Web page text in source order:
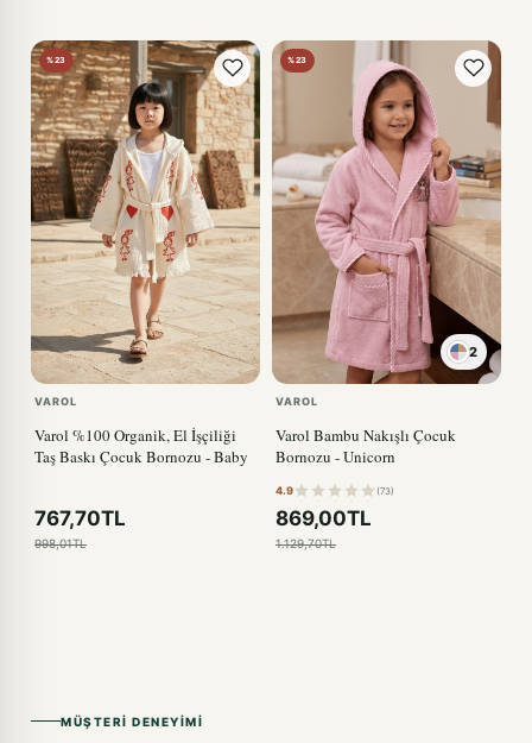
%23
VAROL
Varol %100 Organik, El İşçiliği
Taş Baskı Çocuk Bornozu - Baby
767,70TL
998,01TL
%23
2
VAROL
Varol Bambu Nakışlı Çocuk
Bornozu - Unicorn
4.9 (73)
869,00TL
1.129,70TL
MÜŞTERI DENEYIMI